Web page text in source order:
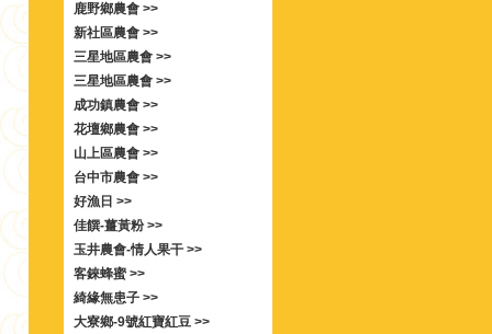
鹿野鄉農會 >>
新社區農會 >>
三星地區農會 >>
三星地區農會 >>
成功鎮農會 >>
花壇鄉農會 >>
山上區農會 >>
台中市農會 >>
好漁日 >>
佳饌-薑黃粉 >>
玉井農會-情人果干 >>
客錸蜂蜜 >>
綺緣無患子 >>
大寮鄉-9號紅寶紅豆 >>